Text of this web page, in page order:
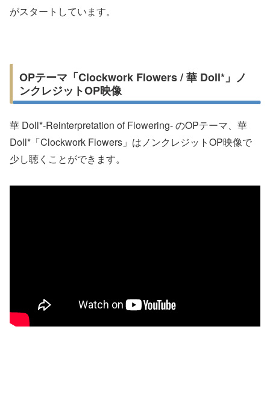
がスタートしています。
OPテーマ「Clockwork Flowers / 華 Doll*」ノ
ンクレジットOP映像
華 Doll*-Reinterpretation of Flowering- のOPテーマ、華
Doll*「Clockwork Flowers」はノンクレジットOP映像で
少し聴くことができます。